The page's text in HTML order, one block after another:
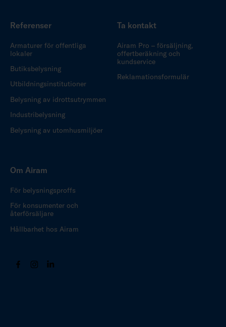
Referenser
Armaturer för offentliga
lokaler
Butiksbelysning
Utbildningsinstitutioner
Belysning av idrottsutrymmen
Industribelysning
Belysning av utomhusmiljöer
Ta kontakt
Airam Pro – försäljning,
offertberäkning och
kundservice
Reklamationsformulär
Om Airam
För belysningsproffs
För konsumenter och
återförsäljare
Hållbarhet hos Airam